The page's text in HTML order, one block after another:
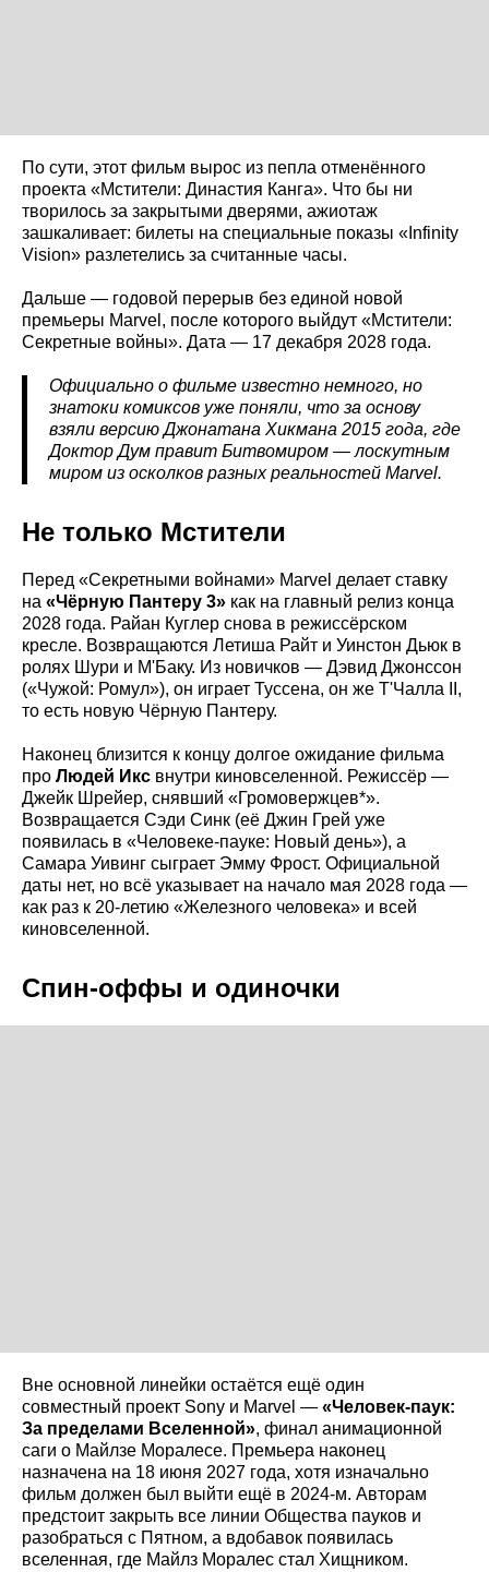
По сути, этот фильм вырос из пепла отменённого
проекта «Мстители: Династия Канга». Что бы ни
творилось за закрытыми дверями, ажиотаж
зашкаливает: билеты на специальные показы «Infinity
Vision» разлетелись за считанные часы.
Дальше — годовой перерыв без единой новой
премьеры Marvel, после которого выйдут «Мстители:
Секретные войны». Дата — 17 декабря 2028 года.
Официально о фильме известно немного, но
знатоки комиксов уже поняли, что за основу
взяли версию Джонатана Хикмана 2015 года, где
Доктор Дум правит Битвомиром — лоскутным
миром из осколков разных реальностей Marvel.
Не только Мстители
Перед «Секретными войнами» Marvel делает ставку
на «Чёрную Пантеру 3» как на главный релиз конца
2028 года. Райан Куглер снова в режиссёрском
кресле. Возвращаются Летиша Райт и Уинстон Дьюк в
ролях Шури и М'Баку. Из новичков — Дэвид Джонссон
(«Чужой: Ромул»), он играет Туссена, он же Т'Чалла II,
то есть новую Чёрную Пантеру.
Наконец близится к концу долгое ожидание фильма
про Людей Икс внутри киновселенной. Режиссёр —
Джейк Шрейер, снявший «Громовержцев*».
Возвращается Сэди Синк (её Джин Грей уже
появилась в «Человеке-пауке: Новый день»), а
Самара Уивинг сыграет Эмму Фрост. Официальной
даты нет, но всё указывает на начало мая 2028 года —
как раз к 20-летию «Железного человека» и всей
киновселенной.
Спин-оффы и одиночки
Вне основной линейки остаётся ещё один
совместный проект Sony и Marvel — «Человек-паук:
За пределами Вселенной», финал анимационной
саги о Майлзе Моралесе. Премьера наконец
назначена на 18 июня 2027 года, хотя изначально
фильм должен был выйти ещё в 2024-м. Авторам
предстоит закрыть все линии Общества пауков и
разобраться с Пятном, а вдобавок появилась
вселенная, где Майлз Моралес стал Хищником.